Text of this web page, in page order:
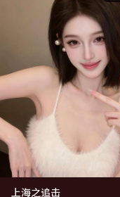
上海之追击